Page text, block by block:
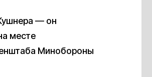
— он
месте
Минобороны